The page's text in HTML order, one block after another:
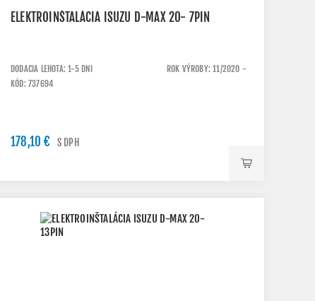
ELEKTROINŠTALÁCIA ISUZU D-MAX 20- 7PIN
DODACIA LEHOTA: 1-5 DNI
ROK VÝROBY: 11/2020 -
KÓD: 737694
178,10 € S DPH